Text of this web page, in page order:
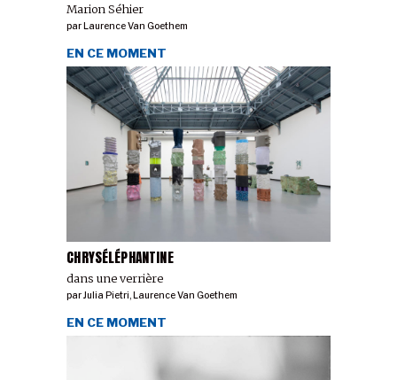
Marion Séhier
parLaurence Van Goethem
CHRYSÉLÉPHANTINE
dans une verrière
EN CE MOMENT
parJulia Pietri, Laurence Van Goethem
EN CE MOMENT